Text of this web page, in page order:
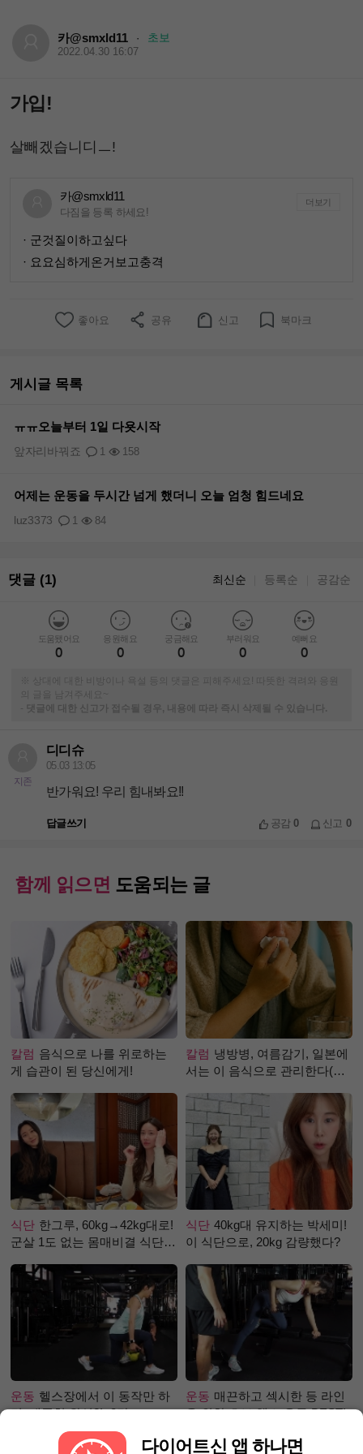
카@smxld11 · 초보
2022.04.30 16:07
가입!
살빼겠습니디ㅡ!
카@smxld11
다짐을 등록 하세요!
더보기
· 군것질이하고싶다
· 요요심하게온거보고충격
좋아요 공유 신고 북마크
게시글 목록
ㅠㅠ오늘부터 1일 다욧시작
1 158
앞자리바꿔죠
어제는 운동을 두시간 넘게 했더니 오늘 엄청 힘드네요
1 84
luz3373
댓글 (1) 최신순 등록순 공감순
도움됐어요
0
응원해요
0
궁금해요
0
부러워요
0
예뻐요
0
※ 상대에 대한 비방이나 욕설 등의 댓글은 피해주세요! 따뜻한 격려와 응원
의 글을 남겨주세요~
-
댓글에 대한 신고가 접수될 경우, 내용에 따라 즉시 삭제될 수 있습니다.
지존
디디슈
05.03 13:05
반가워요! 우리 힘내봐요!!
답글쓰기 공감0 신고 0
함께 읽으면 도움되는 글
칼럼 음식으로 나를 위로하는
게 습관이 된 당신에게!
칼럼 냉방병, 여름감기, 일본에
서는 이 음식으로 관리한다(생
식단 한그루, 60kg→42kg대로!
군살 1도 없는 몸매비결 식단
식단 40kg대 유지하는 박세미!
이 식단으로, 20kg 감량했다?
운동 헬스장에서 이 동작만 하
면, 애플힙 완성?! -2탄-
운동 매끈하고 섹시한 등 라인
을 위한 초보 헬스 운동 BEST!
다이어트신 앱 하나면